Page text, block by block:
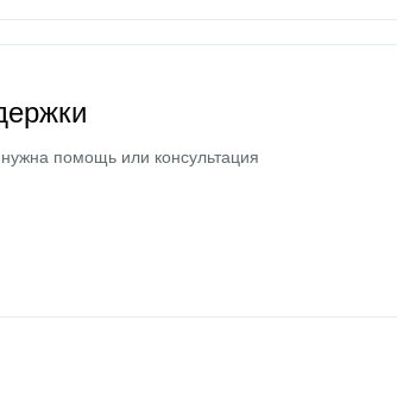
помощь или консультация